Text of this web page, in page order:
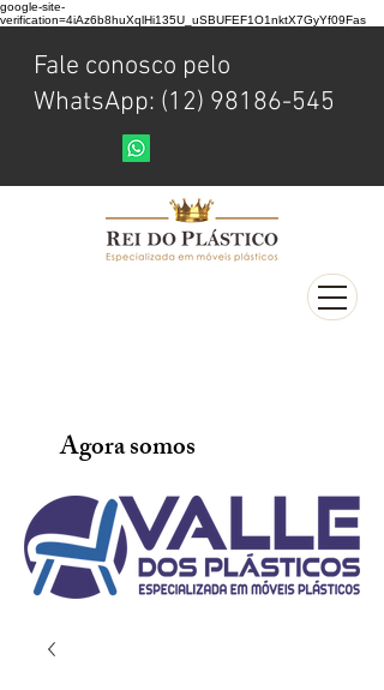
google-site-
verification=4iAz6b8huXqlHi135U_uSBUFEF1O1nktX7GyYf09Fas
Fale conosco pelo
WhatsApp: (12) 98186-545
Agora somos